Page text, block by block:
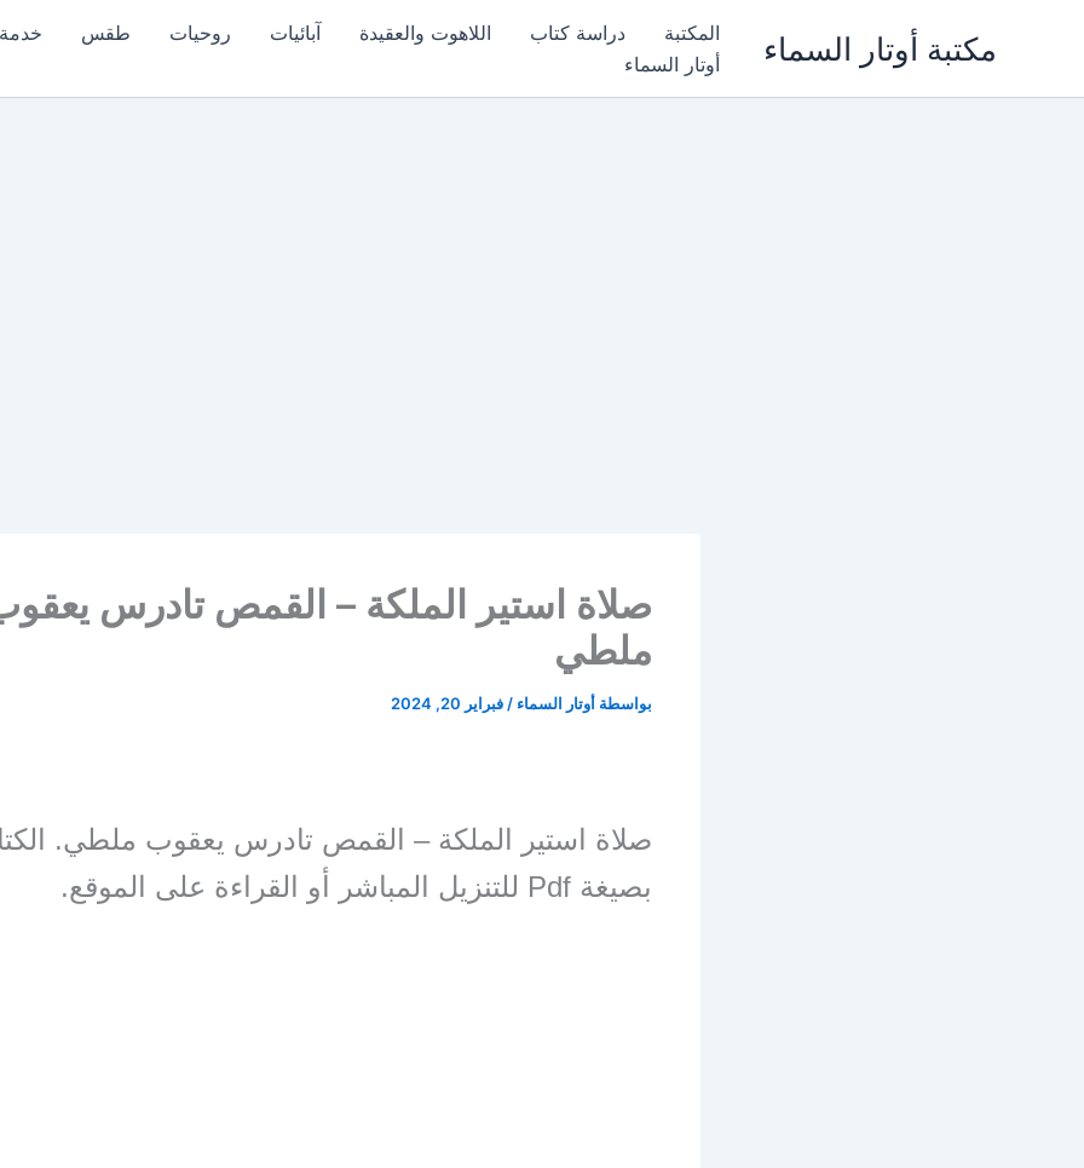
مكتبة أوتار السماء المكتبة دراسة كتاب اللاهوت والعقيدة آبائيات روحيات طقس
خدمة
أوتار السماء
صلاة استير الملكة – القمص تادرس
ملطي
بواسطة أوتار السماء / فبراير 20, 2024
صلاة استير الملكة – القمص تادرس يعقوب ملطي.
بصيغة Pdf للتنزيل المباشر أو القراءة على الموقع.